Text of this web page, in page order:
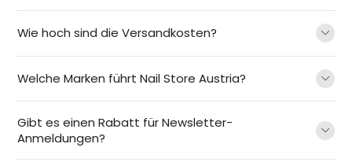
Wie hoch sind die Versandkosten?
Welche Marken führt Nail Store Austria?
Gibt es einen Rabatt für Newsletter-
Anmeldungen?